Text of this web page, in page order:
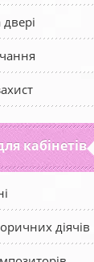
кабінетів
діячів